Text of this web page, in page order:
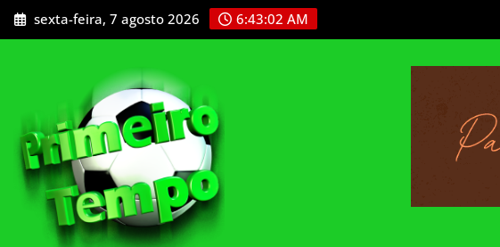
Skip
to
sexta-feira, 7 agosto 2026 6:43:04 AM